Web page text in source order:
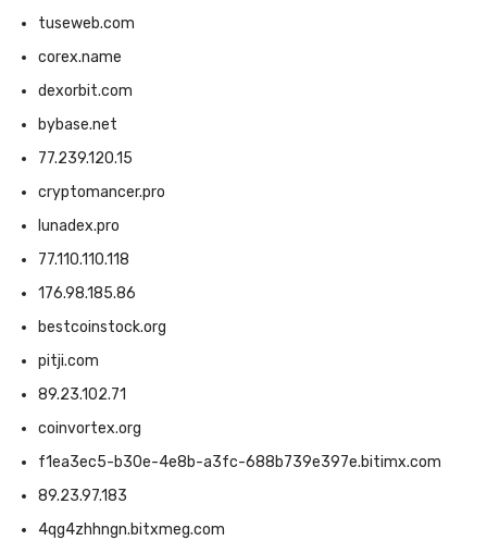
tuseweb.com
corex.name
dexorbit.com
bybase.net
77.239.120.15
cryptomancer.pro
lunadex.pro
77.110.110.118
176.98.185.86
bestcoinstock.org
pitji.com
89.23.102.71
coinvortex.org
f1ea3ec5-b30e-4e8b-a3fc-688b739e397e.bitimx.com
89.23.97.183
4qg4zhhngn.bitxmeg.com